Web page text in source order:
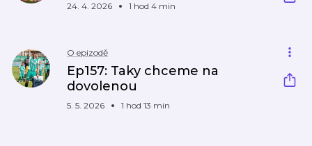
24. 4. 2026 1 hod 4 min
O epizodě
Ep157: Taky chceme na
dovolenou
5. 5. 2026 1 hod 13 min